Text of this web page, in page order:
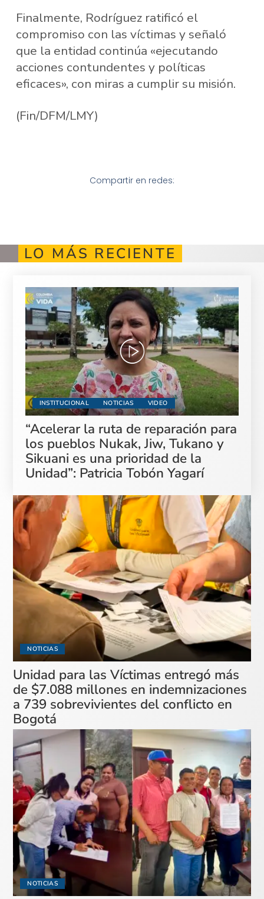
Finalmente, Rodríguez ratificó el
compromiso con las víctimas y señaló
que la entidad continúa «ejecutando
acciones contundentes y políticas
eficaces», con miras a cumplir su misión.
(Fin/DFM/LMY)
Compartir en redes:
LO MÁS RECIENTE
INSTITUCIONAL NOTICIAS VIDEO
“Acelerar la ruta de reparación para
los pueblos Nukak, Jiw, Tukano y
Sikuani es una prioridad de la
Unidad”: Patricia Tobón Yagarí
NOTICIAS
Unidad para las Víctimas entregó más
de $7.088 millones en indemnizaciones
a 739 sobrevivientes del conflicto en
Bogotá
NOTICIAS